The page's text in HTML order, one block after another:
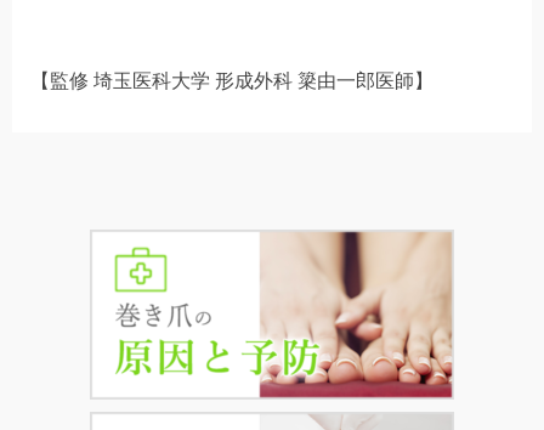
【監修 埼玉医科大学 形成外科 簗由一郎医師】